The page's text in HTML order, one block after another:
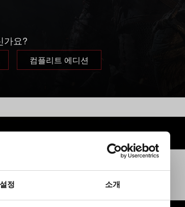
정 소개
가요?
컴플리트 에디션